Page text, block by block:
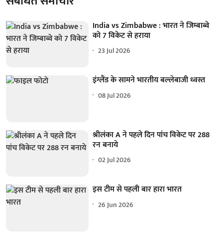
India vs Zimbabwe : भारत ने जिम्बाब्वे
को 7 विकेट से हराया
23 Jul 2026
इंग्लैंड के सामने भारतीय बल्लेबाजी ध्वस्त
08 Jul 2026
श्रीलंका A ने पहले दिन पांच विकेट पर 288
रन बनाये
02 Jul 2026
इस टीम से पहली बार हारा भारत
26 Jun 2026